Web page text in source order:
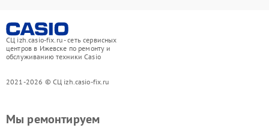
СЦ izh.casio-fix.ru - сеть сервисных
центров в Ижевске по ремонту и
обслуживанию техники Casio
2021-2026 © СЦ izh.casio-fix.ru
Мы ремонтируем